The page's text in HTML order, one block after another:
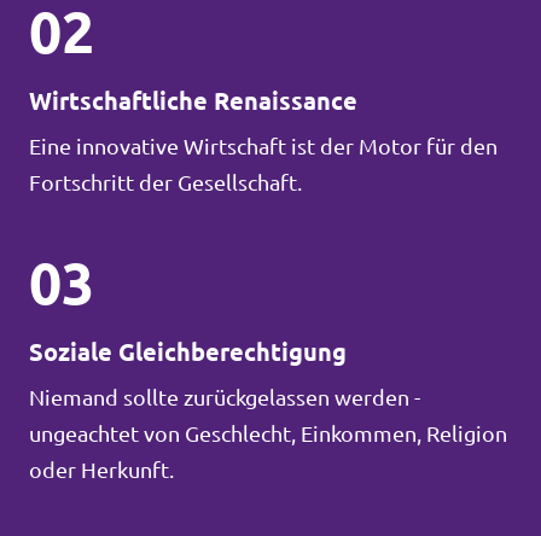
02
Wirtschaftliche Renaissance
Eine innovative Wirtschaft ist der Motor für den
Fortschritt der Gesellschaft.
03
Soziale Gleichberechtigung
Niemand sollte zurückgelassen werden -
ungeachtet von Geschlecht, Einkommen, Religion
oder Herkunft.